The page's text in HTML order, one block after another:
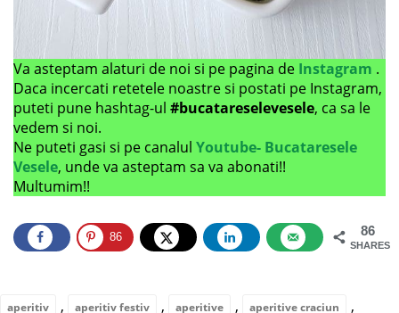
Va asteptam alaturi de noi si pe pagina de Instagram .
Daca incercati retetele noastre si postati pe Instagram,
puteti pune hashtag-ul #bucatareselevesele, ca sa le
vedem si noi.
Ne puteti gasi si pe canalul Youtube- Bucataresele
Vesele, unde va asteptam sa va abonati!!
Multumim!!
86
SHARES
86
aperitiv , aperitiv festiv , aperitive , aperitive craciun ,